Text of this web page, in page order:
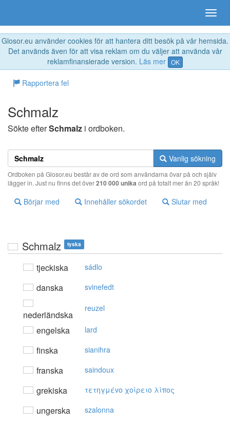
Glosor.eu använder cookies för att hantera ditt besök på vår hemsida.
Det används även för att visa reklam om du väljer att använda vår
reklamfinansierade version. Läs mer OK
Rapportera fel
Schmalz
Sökte efterSchmalz i ordboken.
Vanlig sökning
Ordboken på Glosor.eu består av de ord som användarna övar på och själv
lägger in. Just nu finns det över210 000 unika ord på totalt mer än 20 språk!
Börjar med Innehåller sökordet Slutar med
Schmalz tyska
tjeckiska sádlo
danska svinefedt
nederländska
reuzel
engelska lard
finska sianihra
franska saindoux
grekiska τετηγμέvo χoίρειo λίπoς
ungerska szalonna